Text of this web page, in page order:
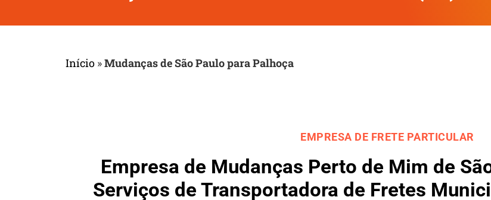
Início »Mudanças de São Paulo para Palhoça
EMPRESA DE FRETE PARTICULAR
Empresa de Mudanças Perto de Mim de
Serviços de Transportadora de Fretes